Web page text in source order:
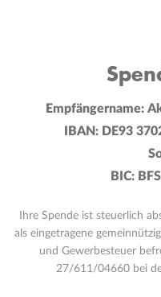
Empfängername:
IBAN: DE93
BIC:
Ihre Spende ist steuerlich
als eingetragene
und Gewerbesteuer
27/611/04660 bei